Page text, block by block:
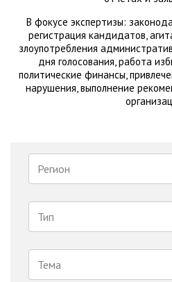
В фокусе экспертизы:
регистрация кандидатов,
злоупотребления
дня голосования, работа
политические финансы,
нарушения, выполнение
Регион
Тип
Тема